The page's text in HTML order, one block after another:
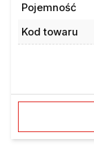
Pojemność
Kod towaru